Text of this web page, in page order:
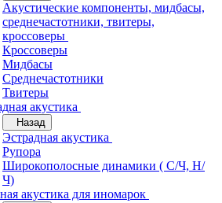
Акустические компоненты, мидбасы,
среднечастотники, твитеры,
кроссоверы
Кроссоверы
Мидбасы
Среднечастотники
Твитеры
акустика
Назад
Эстрадная акустика
Рупора
Широкополосные динамики ( С/Ч, Н/
Ч)
акустика для иномарок